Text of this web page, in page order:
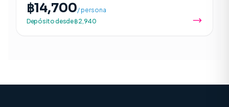
฿14,700/ persona
Depósito desde ฿2,940